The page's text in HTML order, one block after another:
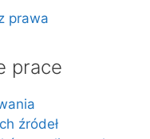
prawa
prace
źródeł